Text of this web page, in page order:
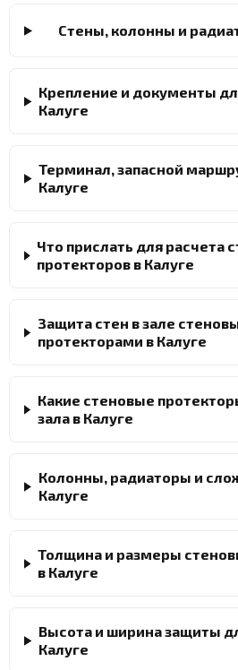
Стены, колонны и
Крепление и документы
Калуге
Терминал, запасной
Калуге
Что прислать для расчета
протекторов в Калуге
Защита стен в зале
протекторами в Калуге
Какие стеновые
зала в Калуге
Колонны, радиаторы и
Калуге
Толщина и размеры
в Калуге
Высота и ширина защиты
Калуге